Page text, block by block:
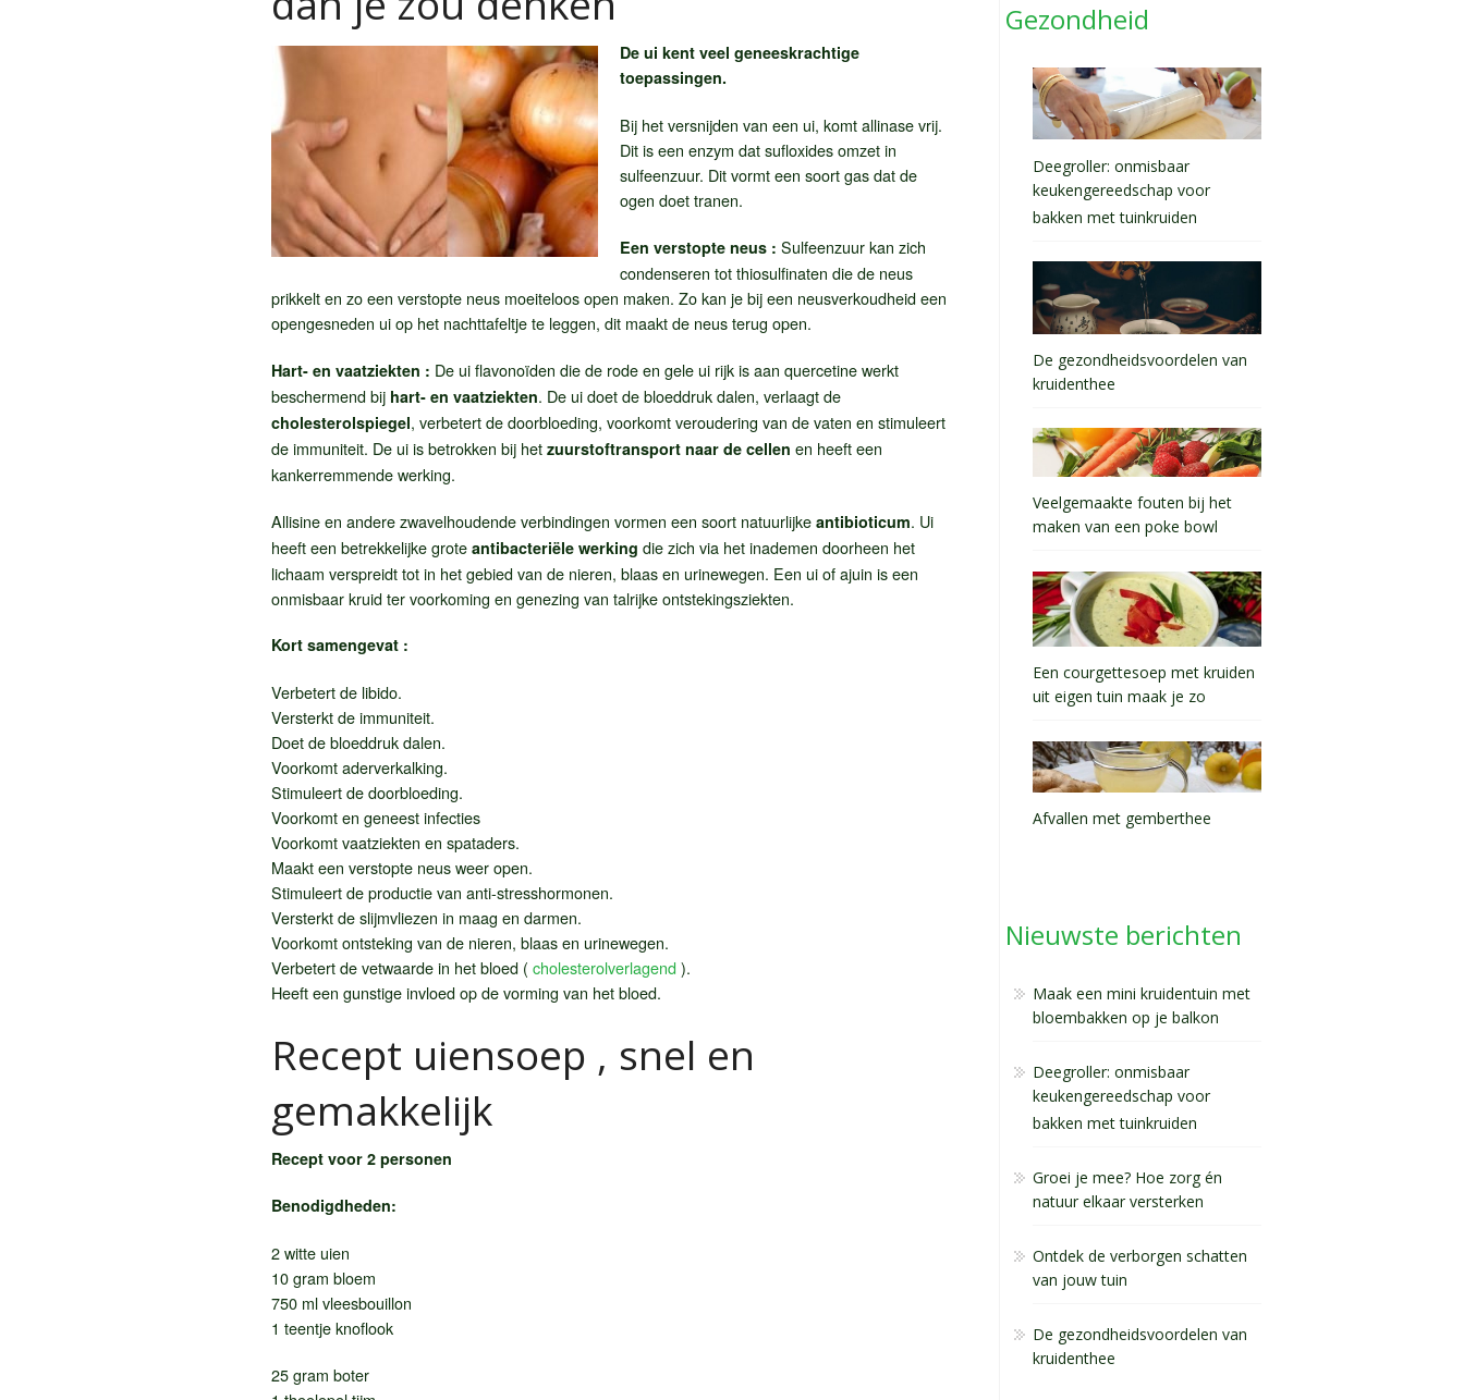
De ui kent veel geneeskrachtige
toepassingen.
Bij het versnijden van een ui, komt allinase vrij.
Dit is een enzym dat sufloxides omzet in
sulfeenzuur. Dit vormt een soort gas dat de
ogen doet tranen.
Een verstopte neus : Sulfeenzuur kan zich
condenseren tot thiosulfinaten die de neus
prikkelt en zo een verstopte neus moeiteloos open maken. Zo kan je bij een neusverkoudheid een
opengesneden ui op het nachttafeltje te leggen, dit maakt de neus terug open.
Hart- en vaatziekten : De ui flavonoïden die de rode en gele ui rijk is aan quercetine werkt
beschermend bij hart- en vaatziekten. De ui doet de bloeddruk dalen, verlaagt de
cholesterolspiegel, verbetert de doorbloeding, voorkomt veroudering van de vaten en stimuleert
de immuniteit. De ui is betrokken bij het zuurstoftransport naar de cellen en heeft een
kankerremmende werking.
Allisine en andere zwavelhoudende verbindingen vormen een soort natuurlijke antibioticum. Ui
heeft een betrekkelijke grote antibacteriële werking die zich via het inademen doorheen het
lichaam verspreidt tot in het gebied van de nieren, blaas en urinewegen. Een ui of ajuin is een
onmisbaar kruid ter voorkoming en genezing van talrijke ontstekingsziekten.
Kort samengevat :
Verbetert de libido.
Versterkt de immuniteit.
Doet de bloeddruk dalen.
Voorkomt aderverkalking.
Stimuleert de doorbloeding.
Voorkomt en geneest infecties
Voorkomt vaatziekten en spataders.
Maakt een verstopte neus weer open.
Stimuleert de productie van anti-stresshormonen.
Versterkt de slijmvliezen in maag en darmen.
Voorkomt ontsteking van de nieren, blaas en urinewegen.
Verbetert de vetwaarde in het bloed ( cholesterolverlagend ).
Heeft een gunstige invloed op de vorming van het bloed.
Recept uiensoep , snel en
gemakkelijk
Recept voor 2 personen
Benodigdheden:
2 witte uien
10 gram bloem
750 ml vleesbouillon
1 teentje knoflook
25 gram boter
Gezondheid
Deegroller: onmisbaar
keukengereedschap voor
bakken met tuinkruiden
De gezondheidsvoordelen van
kruidenthee
Veelgemaakte fouten bij het
maken van een poke bowl
Een courgettesoep met kruiden
uit eigen tuin maak je zo
Afvallen met gemberthee
Nieuwste berichten
Maak een mini kruidentuin met
bloembakken op je balkon
Deegroller: onmisbaar
keukengereedschap voor
bakken met tuinkruiden
Groei je mee? Hoe zorg én
natuur elkaar versterken
Ontdek de verborgen schatten
van jouw tuin
De gezondheidsvoordelen van
kruidenthee